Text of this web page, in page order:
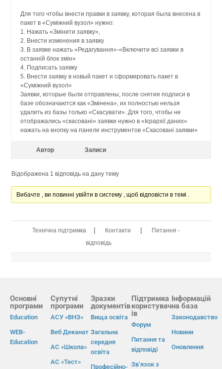
Для того чтобы внести правки в заявку, которая была внесена в
пакет в «Суміжний вузол» нужно:
1. Нажать «Змінити заявку»,
2. Внести изменения в заявку
3. В заявке нажать «Редагування»-«Включити всі заявки в
останній блок змін»
4. Подписать заявку
5. Внести заявку в новый пакет и сформировать пакет в
«Суміжний вузол»
Заявки, которые были отправлены, после снятия подписи в
базе обозначаются как «Змінена», их полностью нельзя
удалить из базы только «Скасувати». Для того, чтобы не
отображались «скасовані» заявки нужно в «Ієрархії даних»
нажать на кнопку на панеле инструментов «Скасовані заявки»
Автор Записи
Відображена 1 відповідь на дану тему
Вибачте , ви повинні увійти в систему , щоб відповісти в темі .
Технічна підтримка | Контакти |
Питання -
відповідь
Основні
програми
Education
WEB-
Education
Супутні
програми
АСУ «ВНЗ»
Веб Деканат
АС «Школа»
АС «Тест»
Зразки
документів
Вища освіта
Загальна
середня
освіта
Професійно-
Підтримка
користувач
ів
Форум
Питання та
відповіді
Зв’язок з
Інформацій
на база
Законодавство
Новини
Оновлення